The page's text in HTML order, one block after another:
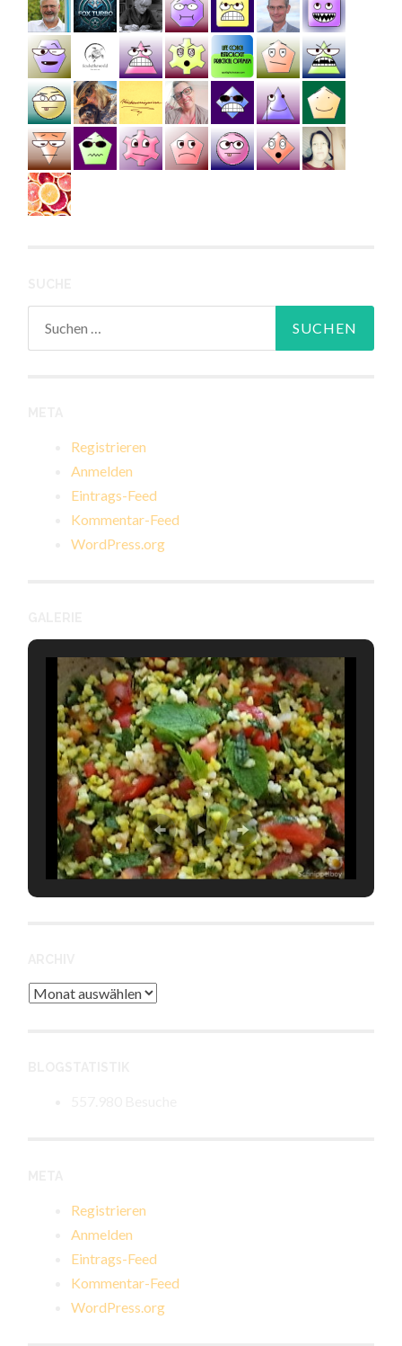
Registrieren
Anmelden
Eintrags-Feed
Kommentar-Feed
WordPress.org
Archiv
Registrieren
Anmelden
Eintrags-Feed
Kommentar-Feed
WordPress.org